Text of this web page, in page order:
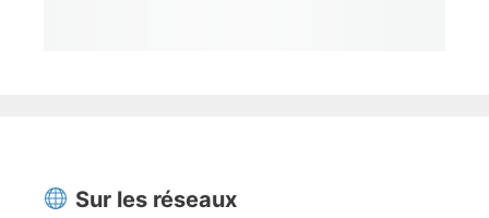
Sur les réseaux